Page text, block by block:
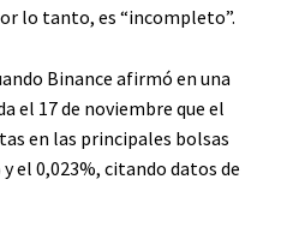
lo tanto, es “incompleto”.
Binance afirmó en una
el 17 de noviembre que el
en las principales bolsas
el 0,023%, citando datos de